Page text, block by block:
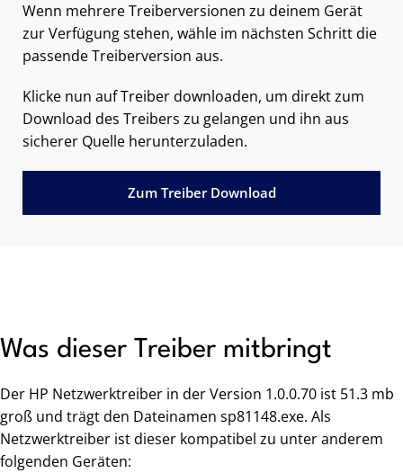
Wenn mehrere Treiberversionen zu deinem Gerät
zur Verfügung stehen, wähle im nächsten Schritt die
passende Treiberversion aus.
Klicke nun auf Treiber downloaden, um direkt zum
Download des Treibers zu gelangen und ihn aus
sicherer Quelle herunterzuladen.
Zum Treiber Download
Was dieser Treiber mitbringt
Der HP Netzwerktreiber in der Version 1.0.0.70 ist 51.3 mb
groß und trägt den Dateinamen sp81148.exe. Als
Netzwerktreiber ist dieser kompatibel zu unter anderem
folgenden Geräten: